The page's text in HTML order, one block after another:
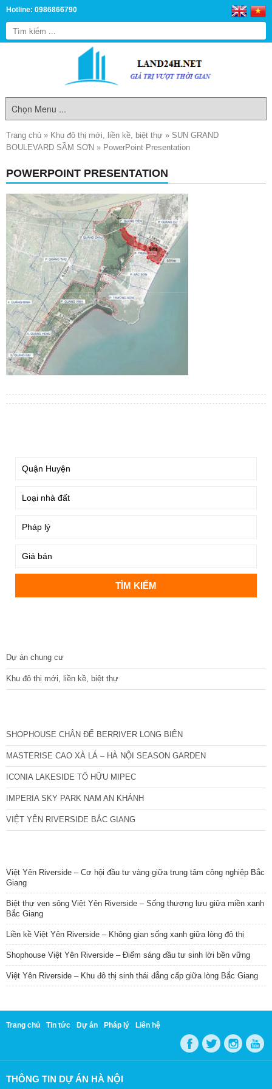
Hotline: 0986866790
Trang chủ » Khu đô thị mới, liền kề, biệt thự » SUN GRAND
BOULEVARD SẦM SƠN » PowerPoint Presentation
POWERPOINT PRESENTATION
Dự án chung cư
Khu đô thị mới, liền kề, biệt thự
SHOPHOUSE CHÂN ĐẾ BERRIVER LONG BIÊN
MASTERISE CAO XÀ LÁ – HÀ NỘI SEASON GARDEN
ICONIA LAKESIDE TỐ HỮU MIPEC
IMPERIA SKY PARK NAM AN KHÁNH
VIỆT YÊN RIVERSIDE BẮC GIANG
Việt Yên Riverside – Cơ hội đầu tư vàng giữa trung tâm công nghiệp Bắc
Giang
Biệt thự ven sông Việt Yên Riverside – Sống thượng lưu giữa miền xanh
Bắc Giang
Liền kề Việt Yên Riverside – Không gian sống xanh giữa lòng đô thị
Shophouse Việt Yên Riverside – Điểm sáng đầu tư sinh lời bền vững
Việt Yên Riverside – Khu đô thị sinh thái đẳng cấp giữa lòng Bắc Giang
Trang chủ Tin tức Dự án Pháp lý Liên hệ
THÔNG TIN DỰ ÁN HÀ NỘI